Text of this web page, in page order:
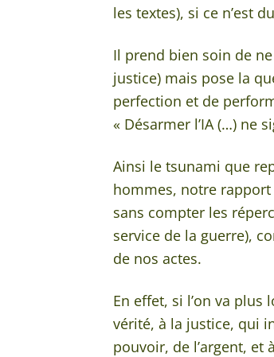
les textes), si ce n’est
Il prend bien soin de
justice) mais pose la
perfection et de
« Désarmer l’IA (…) ne
Ainsi le tsunami que
hommes, notre rapport
sans compter les
service de la guerre),
de nos actes.
En effet, si l’on va
vérité, à la justice, qui
pouvoir, de l’argent,